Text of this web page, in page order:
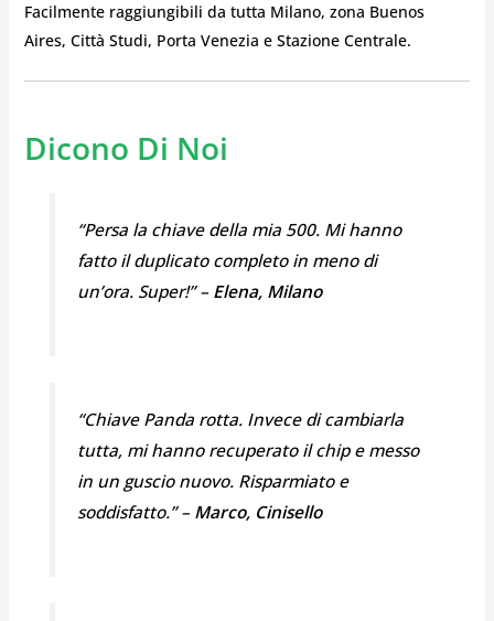
Facilmente raggiungibili da tutta Milano, zona Buenos
Aires, Città Studi, Porta Venezia e Stazione Centrale.
Dicono Di Noi
“Persa la chiave della mia 500. Mi hanno
fatto il duplicato completo in meno di
un’ora. Super!” –Elena, Milano
“Chiave Panda rotta. Invece di cambiarla
tutta, mi hanno recuperato il chip e messo
in un guscio nuovo. Risparmiato e
soddisfatto.” –Marco, Cinisello